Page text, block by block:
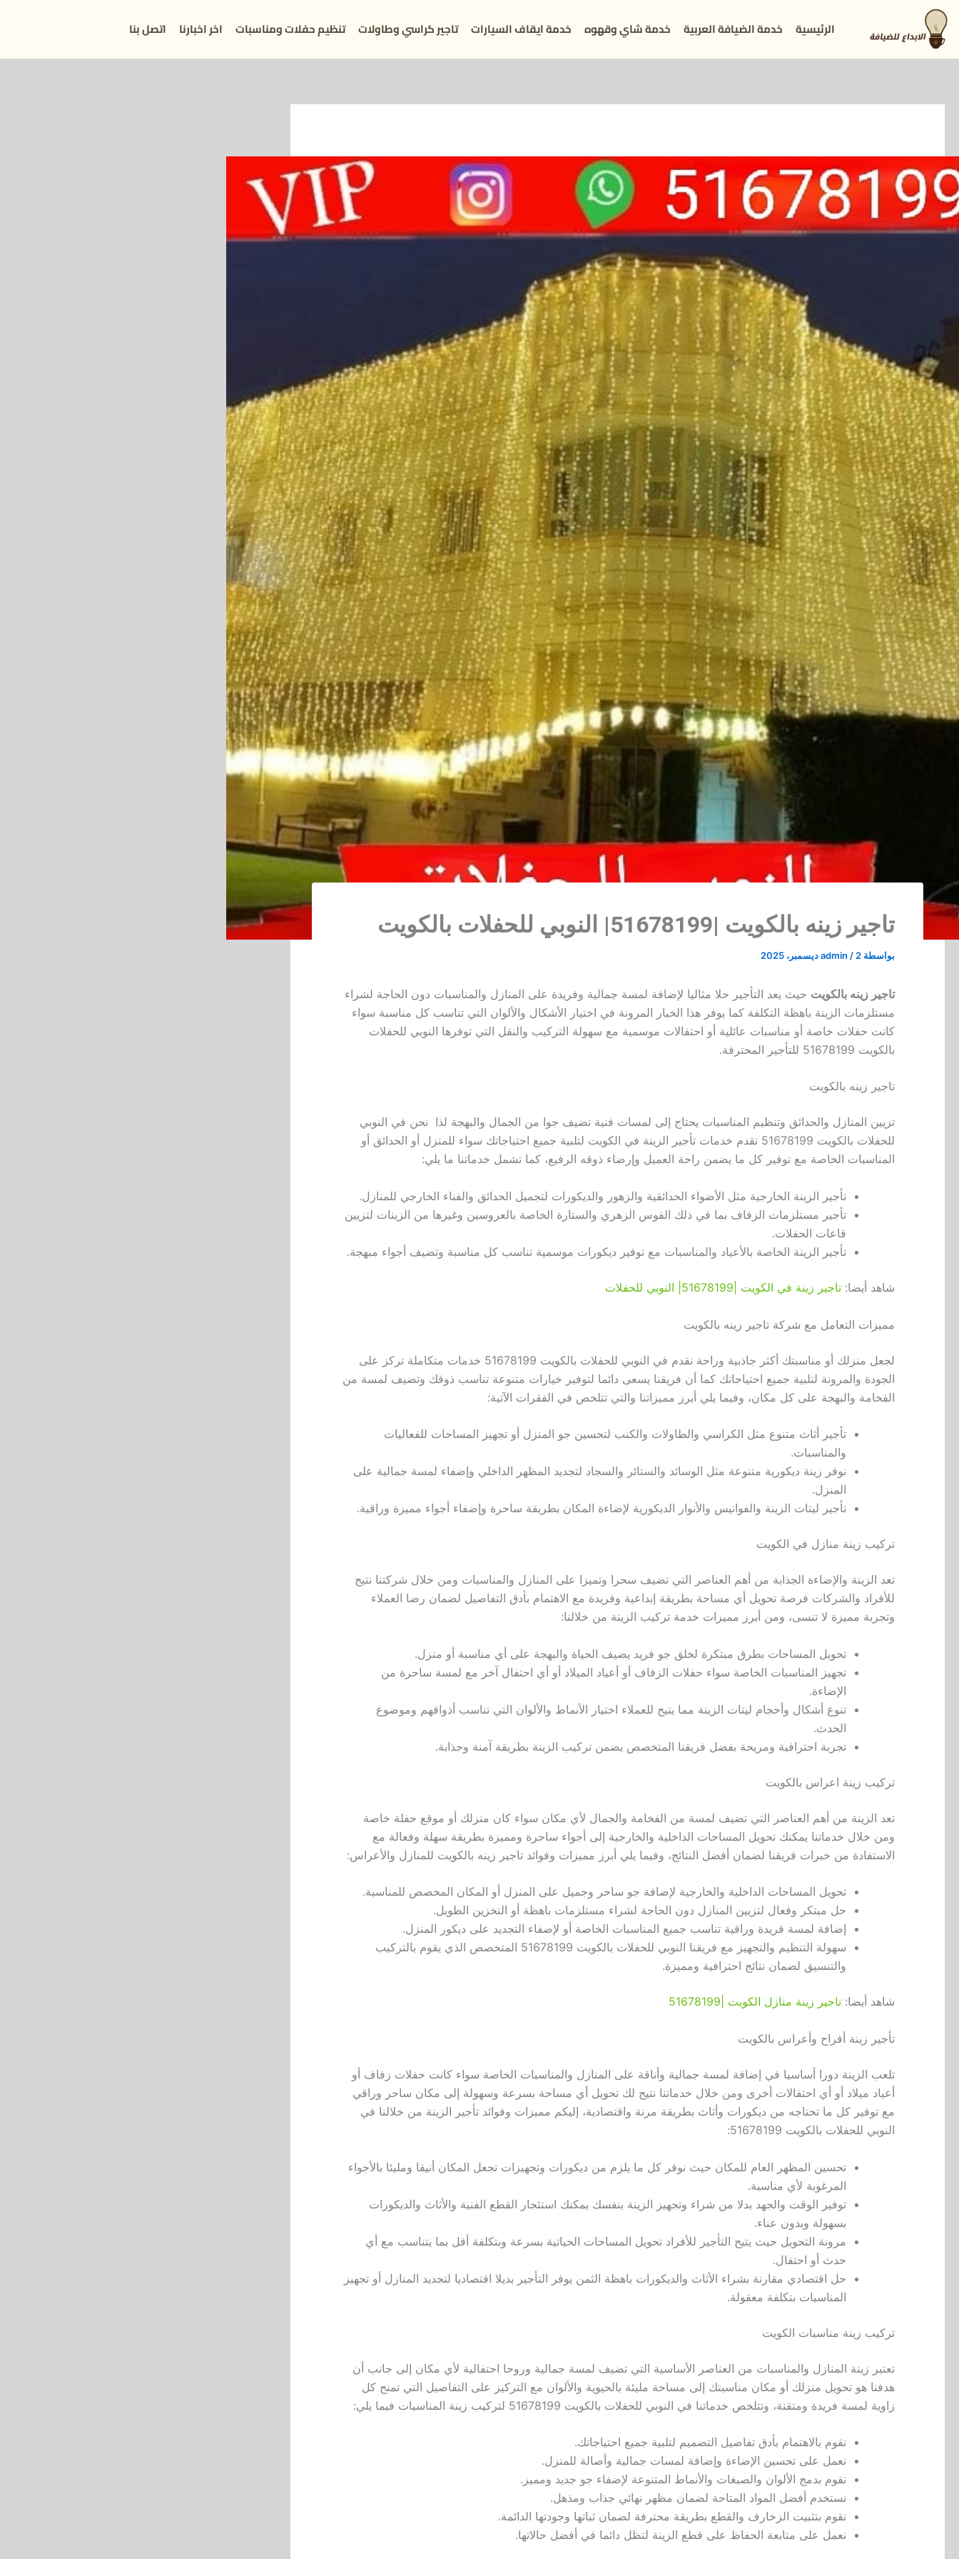
تخطي
إلى
المحتوى
الرئيسية خدمة الضيافة العربية خدمة شاي وقهوه خدمة ايقاف السيارات تاجير كراسي وطاولات تنظيم حفلات ومناسبات اخر اخبارنا اتصل بنا
تاجير زينه بالكويت |51678199| النوبي للحفلات بالكويت
بواسطة admin / 2 ديسمبر، 2025
تاجير زينه بالكويت حيث يعد التأجير حلا مثاليا لإضافة لمسة جمالية وفريدة على المنازل والمناسبات دون الحاجة لشراء
مستلزمات الزينة باهظة التكلفة كما يوفر هذا الخيار المرونة في اختيار الأشكال والألوان التي تناسب كل مناسبة سواء
كانت حفلات خاصة أو مناسبات عائلية أو احتفالات موسمية مع سهولة التركيب والنقل التي توفرها النوبي للحفلات
بالكويت 51678199 للتأجير المحترفة.
تاجير زينه بالكويت
تزيين المنازل والحدائق وتنظيم المناسبات يحتاج إلى لمسات فنية تضيف جوا من الجمال والبهجة لذا نحن في النوبي
للحفلات بالكويت 51678199 نقدم خدمات تأجير الزينة في الكويت لتلبية جميع احتياجاتك سواء للمنزل أو الحدائق أو
المناسبات الخاصة مع توفير كل ما يضمن راحة العميل وإرضاء ذوقه الرفيع، كما تشمل خدماتنا ما يلي:
تأجير الزينة الخارجية مثل الأضواء الحدائقية والزهور والديكورات لتجميل الحدائق والفناء الخارجي للمنازل.
تأجير مستلزمات الزفاف بما في ذلك القوس الزهري والستارة الخاصة بالعروسين وغيرها من الزينات لتزيين
قاعات الحفلات.
تأجير الزينة الخاصة بالأعياد والمناسبات مع توفير ديكورات موسمية تناسب كل مناسبة وتضيف أجواء مبهجة.
شاهد أيضا: تاجير زينة في الكويت |51678199| النوبي للحفلات
مميزات التعامل مع شركة تاجير زينه بالكويت
لجعل منزلك أو مناسبتك أكثر جاذبية وراحة نقدم في النوبي للحفلات بالكويت 51678199 خدمات متكاملة تركز على
الجودة والمرونة لتلبية جميع احتياجاتك كما أن فريقنا يسعى دائما لتوفير خيارات متنوعة تناسب ذوقك وتضيف لمسة من
الفخامة والبهجة على كل مكان، وفيما يلي أبرز مميزاتنا والتي تتلخص في الفقرات الآتية:
تأجير أثاث متنوع مثل الكراسي والطاولات والكنب لتحسين جو المنزل أو تجهيز المساحات للفعاليات
والمناسبات.
نوفر زينة ديكورية متنوعة مثل الوسائد والستائر والسجاد لتجديد المظهر الداخلي وإضفاء لمسة جمالية على
المنزل.
تأجير ليتات الزينة والفوانيس والأنوار الديكورية لإضاءة المكان بطريقة ساحرة وإضفاء أجواء مميزة وراقية.
تركيب زينة منازل في الكويت
تعد الزينة والإضاءة الجذابة من أهم العناصر التي تضيف سحرا وتميزا على المنازل والمناسبات ومن خلال شركتنا نتيح
للأفراد والشركات فرصة تحويل أي مساحة بطريقة إبداعية وفريدة مع الاهتمام بأدق التفاصيل لضمان رضا العملاء
وتجربة مميزة لا تنسى، ومن أبرز مميزات خدمة تركيب الزينة من خلالنا:
تحويل المساحات بطرق مبتكرة لخلق جو فريد يضيف الحياة والبهجة على أي مناسبة أو منزل.
تجهيز المناسبات الخاصة سواء حفلات الزفاف أو أعياد الميلاد أو أي احتفال آخر مع لمسة ساحرة من
الإضاءة.
تنوع أشكال وأحجام ليتات الزينة مما يتيح للعملاء اختيار الأنماط والألوان التي تناسب أذواقهم وموضوع
الحدث.
تجربة احترافية ومريحة بفضل فريقنا المتخصص يضمن تركيب الزينة بطريقة آمنة وجذابة.
تركيب زينة اعراس بالكويت
تعد الزينة من أهم العناصر التي تضيف لمسة من الفخامة والجمال لأي مكان سواء كان منزلك أو موقع حفلة خاصة
ومن خلال خدماتنا يمكنك تحويل المساحات الداخلية والخارجية إلى أجواء ساحرة ومميزة بطريقة سهلة وفعالة مع
الاستفادة من خبرات فريقنا لضمان أفضل النتائج، وفيما يلي أبرز مميزات وفوائد تاجير زينه بالكويت للمنازل والأعراس:
تحويل المساحات الداخلية والخارجية لإضافة جو ساحر وجميل على المنزل أو المكان المخصص للمناسبة.
حل مبتكر وفعال لتزيين المنازل دون الحاجة لشراء مستلزمات باهظة أو التخزين الطويل.
إضافة لمسة فريدة وراقية تناسب جميع المناسبات الخاصة أو لإضفاء التجديد على ديكور المنزل.
سهولة التنظيم والتجهيز مع فريقنا النوبي للحفلات بالكويت 51678199 المتخصص الذي يقوم بالتركيب
والتنسيق لضمان نتائج احترافية ومميزة.
شاهد أيضا: تاجير زينة منازل الكويت |51678199
تأجير زينة أفراح وأعراس بالكويت
تلعب الزينة دورا أساسيا في إضافة لمسة جمالية وأناقة على المنازل والمناسبات الخاصة سواء كانت حفلات زفاف أو
أعياد ميلاد أو أي احتفالات أخرى ومن خلال خدماتنا نتيح لك تحويل أي مساحة بسرعة وسهولة إلى مكان ساحر وراقي
مع توفير كل ما تحتاجه من ديكورات وأثاث بطريقة مرنة واقتصادية، إليكم مميزات وفوائد تأجير الزينة من خلالنا في
النوبي للحفلات بالكويت 51678199:
تحسين المظهر العام للمكان حيث نوفر كل ما يلزم من ديكورات وتجهيزات تجعل المكان أنيقا ومليئا بالأجواء
المرغوبة لأي مناسبة.
توفير الوقت والجهد بدلا من شراء وتجهيز الزينة بنفسك يمكنك استئجار القطع الفنية والأثاث والديكورات
بسهولة وبدون عناء.
مرونة التحويل حيث يتيح التأجير للأفراد تحويل المساحات الحياتية بسرعة وبتكلفة أقل بما يتناسب مع أي
حدث أو احتفال.
حل اقتصادي مقارنة بشراء الأثاث والديكورات باهظة الثمن يوفر التأجير بديلا اقتصاديا لتجديد المنازل أو تجهيز
المناسبات بتكلفة معقولة.
تركيب زينة مناسبات الكويت
تعتبر زينة المنازل والمناسبات من العناصر الأساسية التي تضيف لمسة جمالية وروحا احتفالية لأي مكان إلى جانب أن
هدفنا هو تحويل منزلك أو مكان مناسبتك إلى مساحة مليئة بالحيوية والألوان مع التركيز على التفاصيل التي تمنح كل
زاوية لمسة فريدة ومتقنة، وتتلخص خدماتنا في النوبي للحفلات بالكويت 51678199 لتركيب زينة المناسبات فيما يلي:
نقوم بالاهتمام بأدق تفاصيل التصميم لتلبية جميع احتياجاتك.
نعمل على تحسين الإضاءة وإضافة لمسات جمالية وأصالة للمنزل.
نقوم بدمج الألوان والصبغات والأنماط المتنوعة لإضفاء جو جديد ومميز.
نستخدم أفضل المواد المتاحة لضمان مظهر نهائي جذاب ومذهل.
نقوم بتثبيت الزخارف والقطع بطريقة محترفة لضمان ثباتها وجودتها الدائمة.
نعمل على متابعة الحفاظ على قطع الزينة لتظل دائما في أفضل حالاتها.